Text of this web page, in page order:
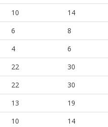
10
14
6
8
4
6
22
30
22
30
13
19
10
14